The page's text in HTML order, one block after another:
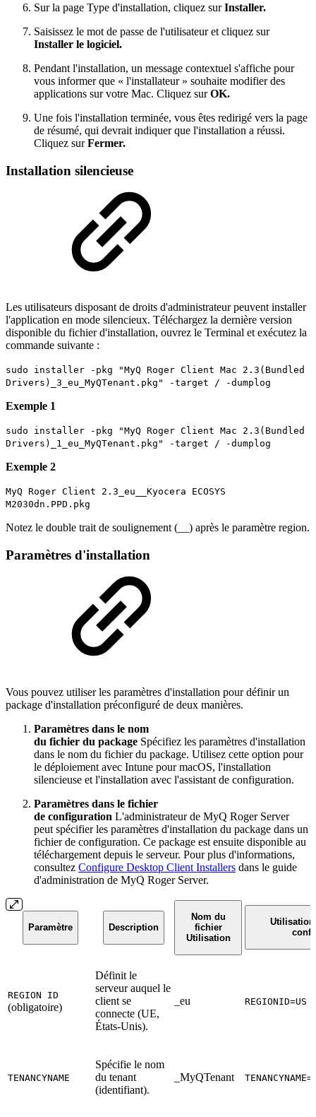
Sur la page Type d'installation, cliquez surInstaller.
Saisissez le mot de passe de l'utilisateur et cliquez sur
Installer le logiciel.
Pendant l'installation, un message contextuel s'affiche pour
vous informer que « l'installateur » souhaite modifier des
applications sur votre Mac. Cliquez surOK.
Une fois l'installation terminée, vous êtes redirigé vers la page
de résumé, qui devrait indiquer que l'installation a réussi.
Cliquez surFermer.
Installation silencieuse
Les utilisateurs disposant de droits d'administrateur peuvent installer
l'application en mode silencieux. Téléchargez la dernière version
disponible du fichier d'installation, ouvrez le Terminal et exécutez la
commande suivante :
sudo installer -pkg "MyQ Roger Client Mac 2.3(Bundled
Drivers)_3_eu_MyQTenant.pkg" -target / -dumplog
Exemple 1
sudo installer -pkg "MyQ Roger Client Mac 2.3(Bundled
Drivers)_1_eu_MyQTenant.pkg" -target / -dumplog
Exemple 2
MyQ Roger Client 2.3_eu__Kyocera ECOSYS
M2030dn.PPD.pkg
Notez le double trait de soulignement (__) après le paramètre region.
Paramètres d'installation
Vous pouvez utiliser les paramètres d'installation pour définir un
package d'installation préconfiguré de deux manières.
Paramètres dans le nom
du fichier du package Spécifiez les paramètres d'installation
dans le nom du fichier du package. Utilisez cette option pour
le déploiement avec Intune pour macOS, l'installation
silencieuse et l'installation avec l'assistant de configuration.
Paramètres dans le fichier
de configuration L'administrateur de MyQ Roger Server
peut spécifier les paramètres d'installation du package dans un
fichier de configuration. Ce package est ensuite disponible au
téléchargement depuis le serveur. Pour plus d'informations,
consultez Configure Desktop Client Installers dans le guide
d'administration de MyQ Roger Server.
Paramètre Description
Nom du
fichier
Utilisation
REGION ID
(obligatoire)
Définit le
serveur auquel le
client se
connecte (UE,
États-Unis).
_eu REGIONID=US
TENANCYNAME
Spécifie le nom
du tenant
(identifiant).
_MyQTenant